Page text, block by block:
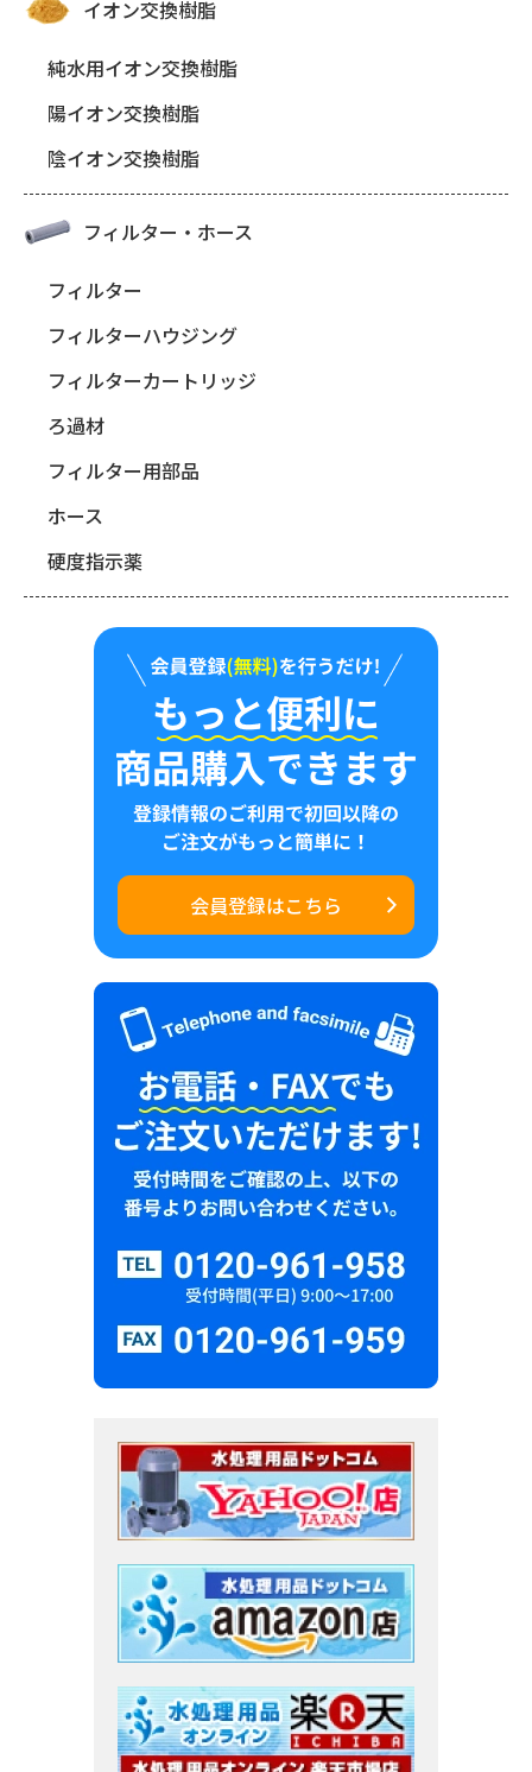
イオン交換樹脂
純水用イオン交換樹脂
陽イオン交換樹脂
陰イオン交換樹脂
フィルター・ホース
フィルター
フィルターハウジング
フィルターカートリッジ
ろ過材
フィルター用部品
ホース
硬度指示薬
会員登録はこちら